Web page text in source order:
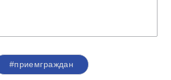
#приемграждан